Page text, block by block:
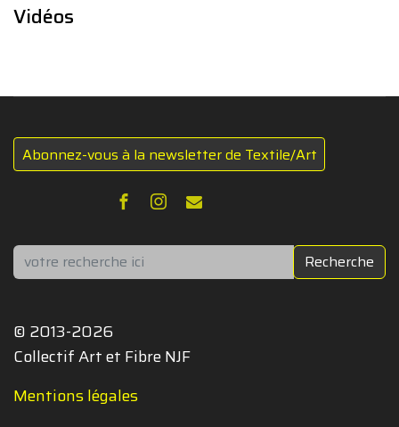
Vidéos
Abonnez-vous à la newsletter de Textile/Art
Rechercher Recherche
© 2013-2026
Collectif Art et Fibre NJF
Mentions légales